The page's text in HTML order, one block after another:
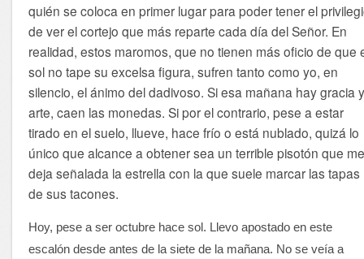
quién se coloca en primer lugar para poder tener el
de ver el cortejo que más reparte cada día del Señor. En
realidad, estos maromos, que no tienen más oficio de que
sol no tape su excelsa figura, sufren tanto como yo, en
silencio, el ánimo del dadivoso. Si esa mañana hay gracia
arte, caen las monedas. Si por el contrario, pese a estar
tirado en el suelo, llueve, hace frío o está nublado, quizá lo
único que alcance a obtener sea un terrible pisotón que
deja señalada la estrella con la que suele marcar las tapas
de sus tacones.
Hoy, pese a ser octubre hace sol. Llevo apostado en este
escalón desde antes de la siete de la mañana. No se veía a